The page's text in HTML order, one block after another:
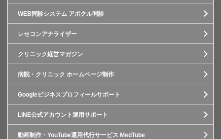
WEB問診システム アポクル問診
レセコンアナライザー
クリニック経営マガジン
病院・クリニック ホームページ制作
Googleビジネスプロフィールサポート
LINE公式アカウント運用サポート
動画制作・YouTube運用代行サービス MedTube